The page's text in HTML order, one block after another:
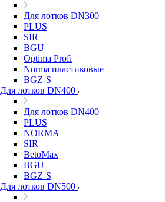
Для лотков DN300
PLUS
SIR
BGU
Optima Profi
Norma пластиковые
BGZ-S
Для лотков DN400
Для лотков DN400
PLUS
NORMA
SIR
BetoMax
BGU
BGZ-S
Для лотков DN500